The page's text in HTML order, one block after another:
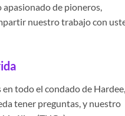
de pioneros,
nuestro trabajo con
todo el condado de Hardee,
tener preguntas, y nuestro